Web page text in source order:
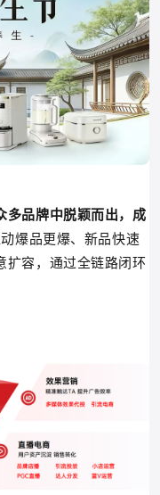
多品牌中脱颖而出，成
爆品更爆、新品快速
扩容，通过全链路闭环